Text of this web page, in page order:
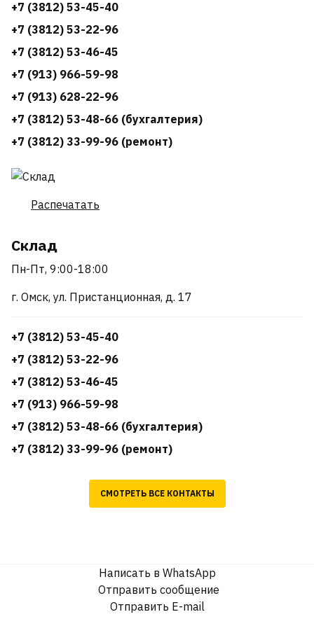
+7 (3812) 53-45-40
+7 (3812) 53-22-96
+7 (3812) 53-46-45
+7 (913) 966-59-98
+7 (913) 628-22-96
+7 (3812) 53-48-66 (бухгалтерия)
+7 (3812) 33-99-96 (ремонт)
Распечатать
Склад
Пн-Пт, 9:00-18:00
г. Омск, ул. Пристанционная, д. 17
+7 (3812) 53-45-40
+7 (3812) 53-22-96
+7 (3812) 53-46-45
+7 (913) 966-59-98
+7 (3812) 53-48-66 (бухгалтерия)
+7 (3812) 33-99-96 (ремонт)
СМОТРЕТЬ ВСЕ КОНТАКТЫ
Написать в WhatsApp
Отправить сообщение
Отправить E-mail